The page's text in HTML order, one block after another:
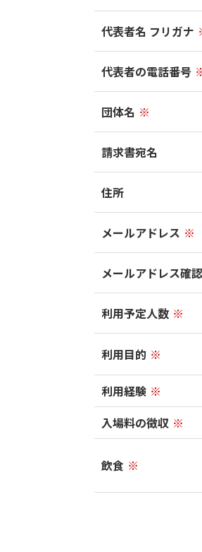
代表者名 フリガナ
代表者の電話番号
団体名 ※
請求書宛名
住所
メールアドレス ※
メールアドレス確
利用予定人数 ※
利用目的 ※
利用経験 ※
入場料の徴収 ※
飲食 ※